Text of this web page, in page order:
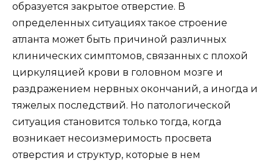
образуется закрытое отверстие. В
определенных ситуациях такое строение
атланта может быть причиной различных
клинических симптомов, связанных с плохой
циркуляцией крови в головном мозге и
раздражением нервных окончаний, а иногда и
тяжелых последствий. Но патологической
ситуация становится только тогда, когда
возникает несоизмеримость просвета
отверстия и структур, которые в нем